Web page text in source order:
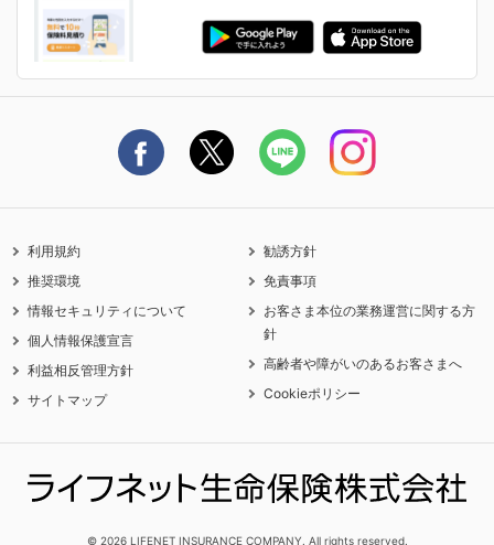
ご契約の流れと必要書類
保険料の支払い方法
生命保険料控除に関するご案内
ライフネット生命のCMページ
ライフネット生命公式note
利用規約
推奨環境
情報セキュリティについて
個人情報保護宣言
利益相反管理方針
サイトマップ
勧誘方針
免責事項
お客さま本位の業務運営に関する方
針
高齢者や障がいのあるお客さまへ
Cookieポリシー
© 2026 LIFENET INSURANCE COMPANY. All rights reserved.